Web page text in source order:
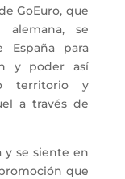
GoEuro, que
se
España para
y poder así
territorio y
a través de
y se siente en
que